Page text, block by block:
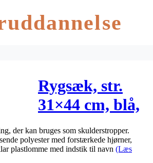
Rygsæk, str.
31×44 cm, blå,
1stk.
der kan bruges som skulderstropper.
polyester med forstærkede hjørner,
plastlomme med indstik til navn (Læs